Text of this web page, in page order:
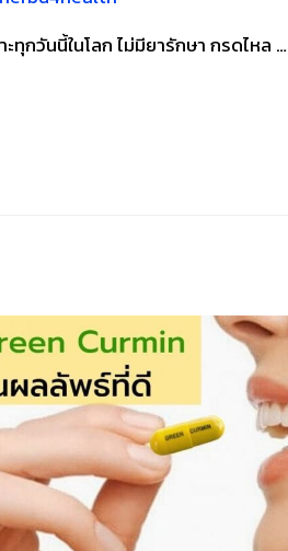
ะทุกวันนี้ในโลก ไม่มียารักษา กรดไหล …